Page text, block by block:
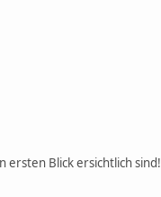
ersten Blick ersichtlich sind!